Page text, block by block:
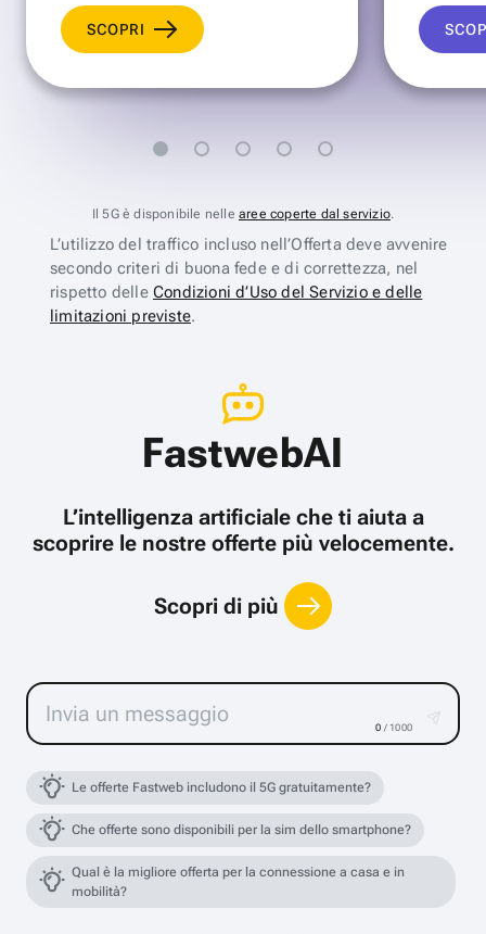
SCOPRI
Il 5G è disponibile nelle aree coperte dal servizio.
L’utilizzo del traffico incluso nell’Offerta deve avvenire
secondo criteri di buona fede e di correttezza, nel
rispetto delle Condizioni d’Uso del Servizio e delle
limitazioni previste.
FastwebAI
L’intelligenza artificiale che ti aiuta a
scoprire le nostre offerte più velocemente.
Scopri di più
0 / 1000
Le offerte Fastweb includono il 5G gratuitamente?
Che offerte sono disponibili per la sim dello smartphone?
Qual è la migliore offerta per la connessione a casa e in
mobilità?